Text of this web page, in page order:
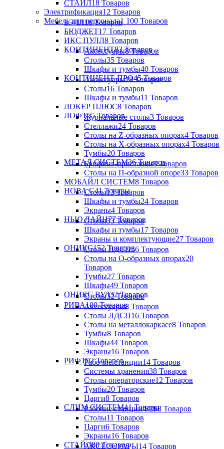
СТАЙЛ18 Товаров
Электрификация12 Товаров
Мебель для персонала1 100 Товаров
БЭЛЛ16 Товаров
БЮДЖЕТ17 Товаров
ИКС ПУЛЛ8 Товаров
КОНТИНЕНТ83 Товаров
Аксессуары8 Товаров
Столы35 Товаров
Шкафы и тумбы40 Товаров
КОНТИНЕНТ-ПРО45 Товаров
Аксессуары18 Товаров
Столы16 Товаров
Шкафы и тумбы11 Товаров
ЛОКЕР ПЛЮС8 Товаров
ЛОФТ55 Товаров
Журнальные столы3 Товаров
Стеллажи24 Товаров
Столы на Z-образных опорах4 Товаров
Столы на Х-образных опорах4 Товаров
Тумбы20 Товаров
МЕТАЛ СИСТЕМ36 Товаров
Брифинг-приставки3 Товаров
Столы на П-образной опоре33 Товаров
МОБАЙЛ СИСТЕМ8 Товаров
НОВА С41 Товары
Столы13 Товаров
Шкафы и тумбы24 Товаров
Экраны4 Товаров
НЬЮ ЛАЙН77 Товаров
Столы33 Товаров
Шкафы и тумбы17 Товаров
Экраны и комплектующие27 Товаров
ОНИКС152 Товаров
Столы ЛДСП56 Товаров
Столы на О-образных опорах20
Товаров
Тумбы27 Товаров
Шкафы49 Товаров
ОНИКС ВУД32 Товаров
Столы32 Товаров
РИВА100 Товаров
Аксессуары8 Товаров
Столы ЛДСП16 Товаров
Столы на металлокаркасе8 Товаров
Тумбы8 Товаров
Шкафы44 Товаров
Экраны16 Товаров
РИФТ92 Товаров
Рабочие станции14 Товаров
Системы хранения38 Товаров
Столы операторские12 Товаров
Тумбы20 Товаров
Царги8 Товаров
СЛИМ СИСТЕМ41 Товары
Рабочие станции F2F8 Товаров
Столы11 Товаров
Царги6 Товаров
Экраны16 Товаров
СТАЙЛ80 Товаров
АКСЕССУАРЫ14 Товаров